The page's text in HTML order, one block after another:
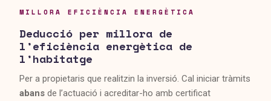
MILLORA EFICIÈNCIA ENERGÈTICA
Deducció per millora de
l’eficiència energètica de
l’habitatge
Per a propietaris que realitzin la inversió. Cal iniciar tràmits
abans de l’actuació i acreditar-ho amb certificat